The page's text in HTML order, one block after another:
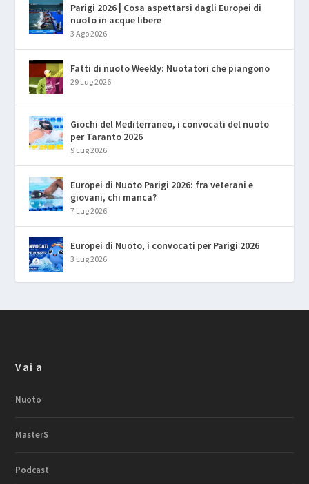
Parigi 2026 | Cosa aspettarsi dagli Europei di
nuoto in acque libere
3 Ago 2026
Fatti di nuoto Weekly: Nuotatori che piangono
29 Lug 2026
Giochi del Mediterraneo, i convocati del nuoto
per Taranto 2026
9 Lug 2026
Europei di Nuoto Parigi 2026: fra veterani e
giovani, chi manca?
7 Lug 2026
Europei di Nuoto, i convocati per Parigi 2026
3 Lug 2026
Vai a
Nuoto
MasterS
Podcast